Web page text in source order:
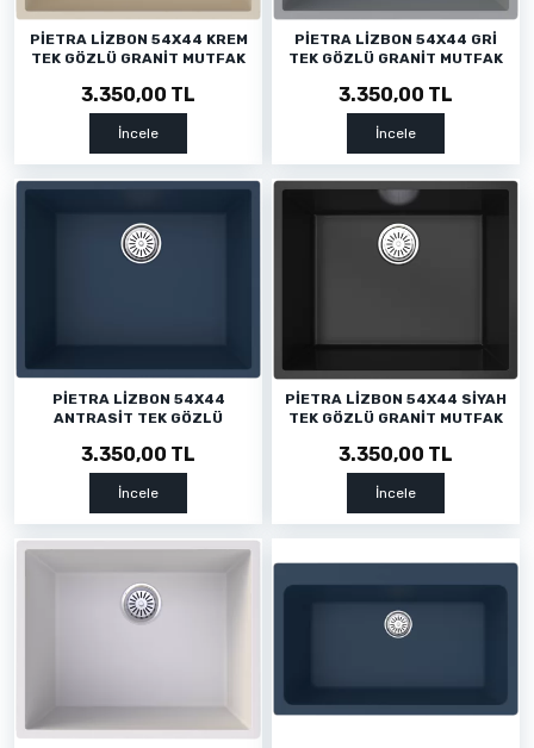
PİETRA LİZBON 54X44 KREM
TEK GÖZLÜ GRANİT MUTFAK
3.350,00 TL
İncele
PİETRA LİZBON 54X44 GRİ
TEK GÖZLÜ GRANİT MUTFAK
3.350,00 TL
İncele
PİETRA LİZBON 54X44
ANTRASİT TEK GÖZLÜ
3.350,00 TL
İncele
PİETRA LİZBON 54X44 SİYAH
TEK GÖZLÜ GRANİT MUTFAK
3.350,00 TL
İncele